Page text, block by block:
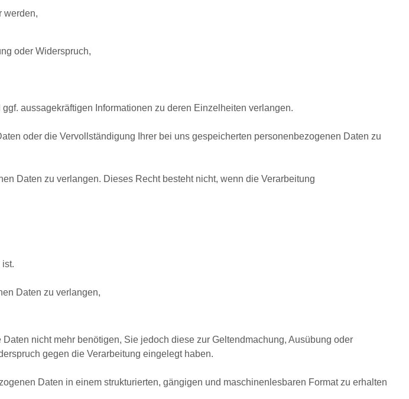
werden,
oder Widerspruch,
aussagekräftigen Informationen zu deren Einzelheiten verlangen.
oder die Vervollständigung Ihrer bei uns gespeicherten personenbezogenen Daten zu
Daten zu verlangen. Dieses Recht besteht nicht, wenn die Verarbeitung
Daten zu verlangen,
nicht mehr benötigen, Sie jedoch diese zur Geltendmachung, Ausübung oder
gegen die Verarbeitung eingelegt haben.
Daten in einem strukturierten, gängigen und maschinenlesbaren Format zu erhalten